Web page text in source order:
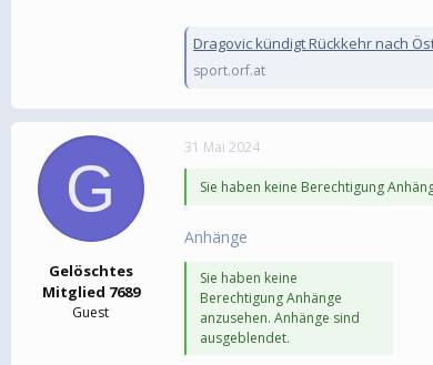
Dragovic kündigt Rückkehr nach
sport.orf.at
G
Gelöschtes
Mitglied 7689
Guest
31 Mai 2024
Sie haben keine Berechtigung
Anhänge
Sie haben keine
Berechtigung Anhänge
anzusehen. Anhänge sind
ausgeblendet.